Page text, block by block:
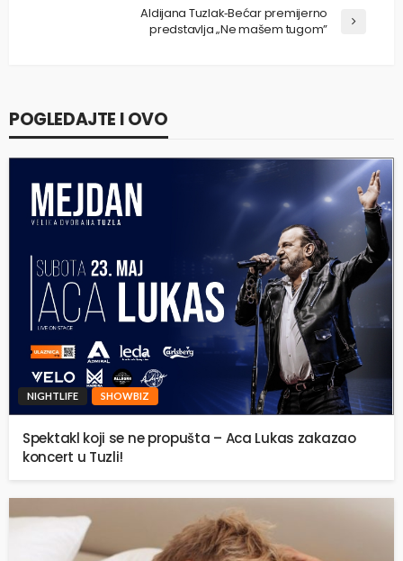
Aldijana Tuzlak‑Bećar premijerno
predstavlja „Ne mašem tugom”
POGLEDAJTE I OVO
NIGHTLIFE SHOWBIZ
Spektakl koji se ne propušta – Aca Lukas zakazao
koncert u Tuzli!